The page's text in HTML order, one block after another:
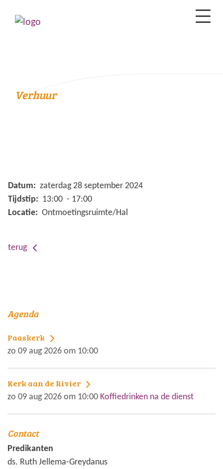
Verhuur
Datum: zaterdag 28 september 2024
Tijdstip: 13:00 - 17:00
Locatie: Ontmoetingsruimte/Hal
terug
Agenda
Paaskerk
zo 09 aug 2026 om 10:00
Kerk aan de Rivier
zo 09 aug 2026 om 10:00 Koffiedrinken na de dienst
Contact
Predikanten
ds. Ruth Jellema-Greydanus